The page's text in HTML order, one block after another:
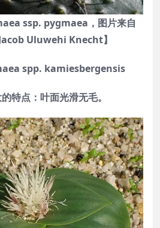
ssp. pygmaea，图片来自
Uluwehi Knecht】
spp. kamiesbergensis
特点：叶面光滑无毛。